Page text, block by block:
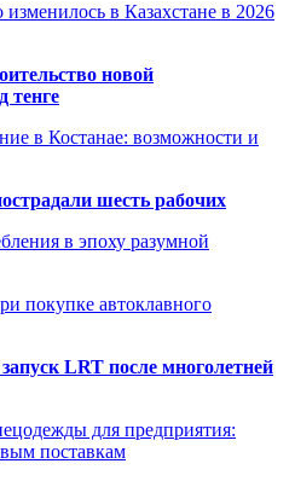
в Казахстане в 2026
новой
тенге
в Костанае: возможности и
шесть рабочих
в эпоху разумной
покупке автоклавного
LRT после многолетней
для предприятия:
поставкам